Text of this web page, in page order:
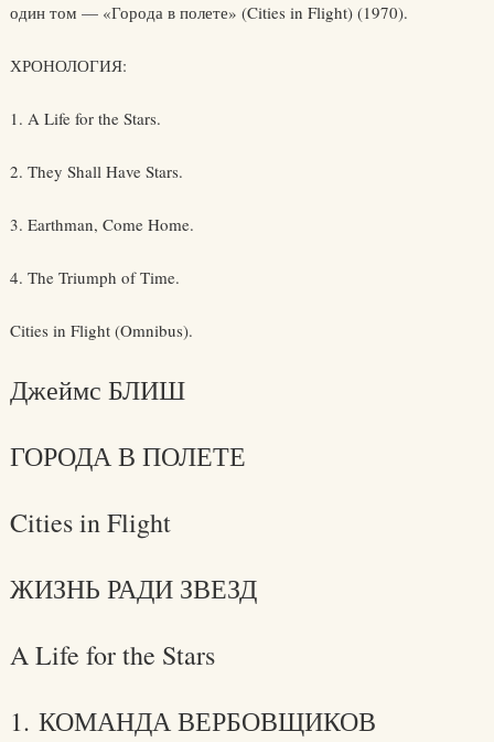
один том — «Города в полете» (Cities in Flight) (1970).
ХРОНОЛОГИЯ:
1. A Life for the Stars.
2. They Shall Have Stars.
3. Earthman, Come Home.
4. The Triumph of Time.
Cities in Flight (Omnibus).
Джеймс БЛИШ
ГОРОДА В ПОЛЕТЕ
Cities in Flight
ЖИЗНЬ РАДИ ЗВЕЗД
A Life for the Stars
1. КОМАНДА ВЕРБОВЩИКОВ